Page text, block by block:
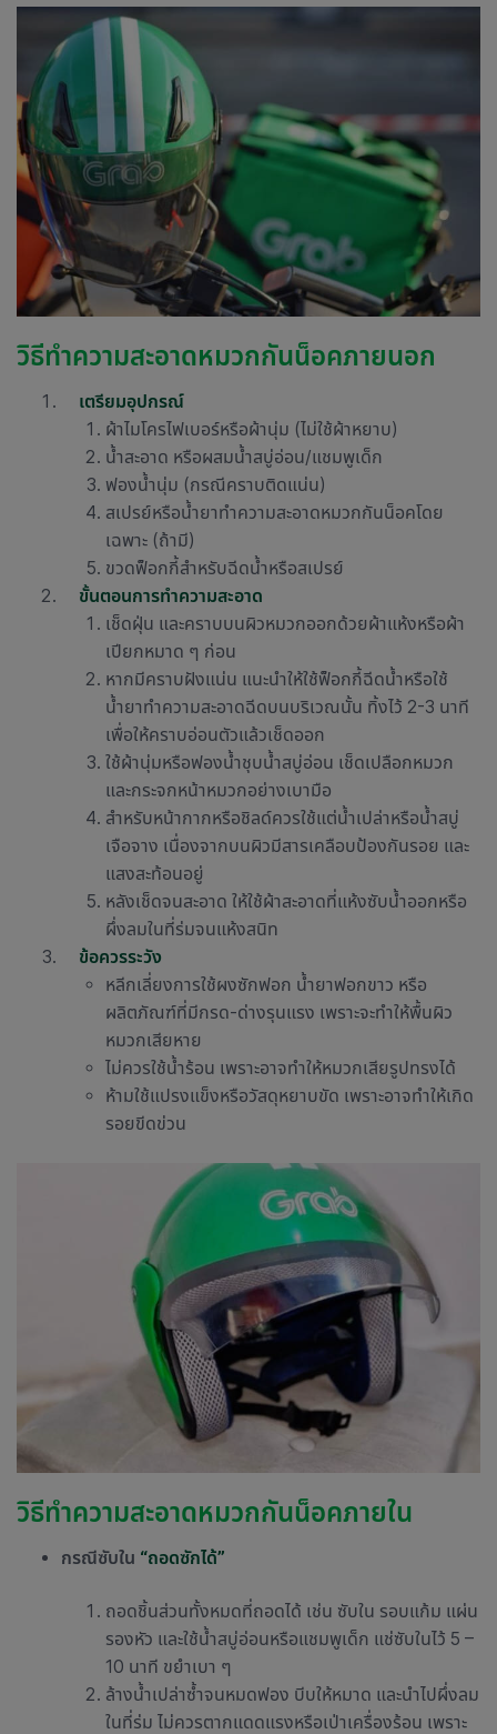
วิธีทำความสะอาดหมวกกันน็อคภายนอก
เตรียมอุปกรณ์
ผ้าไมโครไฟเบอร์หรือผ้านุ่ม (ไม่ใช้ผ้าหยาบ)
น้ำสะอาด หรือผสมน้ำสบู่อ่อน/แชมพูเด็ก
ฟองน้ำนุ่ม (กรณีคราบติดแน่น)
สเปรย์หรือน้ำยาทำความสะอาดหมวกกันน็อคโดย
เฉพาะ (ถ้ามี)
ขวดฟ็อกกี้สำหรับฉีดน้ำหรือสเปรย์
ขั้นตอนการทำความสะอาด
เช็ดฝุ่น และคราบบนผิวหมวกออกด้วยผ้าแห้งหรือผ้า
เปียกหมาด ๆ ก่อน
หากมีคราบฝังแน่น แนะนำให้ใช้ฟ็อกกี้ฉีดน้ำหรือใช้
น้ำยาทำความสะอาดฉีดบนบริเวณนั้น ทิ้งไว้ 2-3 นาที
เพื่อให้คราบอ่อนตัวแล้วเช็ดออก
ใช้ผ้านุ่มหรือฟองน้ำชุบน้ำสบู่อ่อน เช็ดเปลือกหมวก
และกระจกหน้าหมวกอย่างเบามือ
สำหรับหน้ากากหรือชิลด์ควรใช้แต่น้ำเปล่าหรือน้ำสบู่
เจือจาง เนื่องจากบนผิวมีสารเคลือบป้องกันรอย และ
แสงสะท้อนอยู่
หลังเช็ดจนสะอาด ให้ใช้ผ้าสะอาดที่แห้งซับน้ำออกหรือ
ผึ่งลมในที่ร่มจนแห้งสนิท
ข้อควรระวัง
หลีกเลี่ยงการใช้ผงซักฟอก น้ำยาฟอกขาว หรือ
ผลิตภัณฑ์ที่มีกรด-ด่างรุนแรง เพราะจะทำให้พื้นผิว
หมวกเสียหาย
ไม่ควรใช้น้ำร้อน เพราะอาจทำให้หมวกเสียรูปทรงได้
ห้ามใช้แปรงแข็งหรือวัสดุหยาบขัด เพราะอาจทำให้เกิด
รอยขีดข่วน
วิธีทำความสะอาดหมวกกันน็อคภายใน
กรณีซับใน “ถอดซักได้”
ถอดชิ้นส่วนทั้งหมดที่ถอดได้ เช่น ซับใน รอบแก้ม แผ่น
รองหัว และใช้น้ำสบู่อ่อนหรือแชมพูเด็ก แช่ซับในไว้ 5 –
10 นาที ขยำเบา ๆ
ล้างน้ำเปล่าซ้ำจนหมดฟอง บีบให้หมาด และนำไปผึ่งลม
ในที่ร่ม ไม่ควรตากแดดแรงหรือเป่าเครื่องร้อน เพราะ